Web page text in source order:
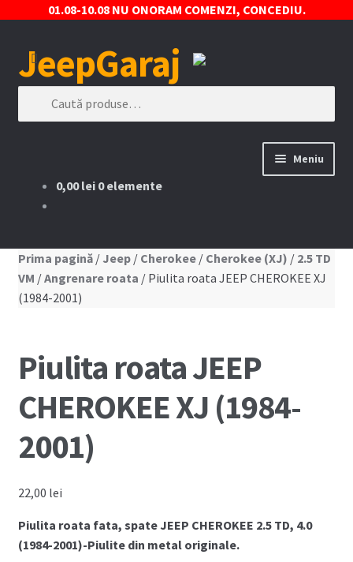
01.08-10.08 NU ONORAM COMENZI, CONCEDIU.
Sari
la
navigare
Sari
la
conținut
JeepGaraj
Meniu
Prima pagină
Contul Meu
Cum comand ?
Despre Noi
Marci Comercializate
Plată
Politica COOKIE
0,00 lei 0 elemente
Prima pagină/ Jeep/ Cherokee/ Cherokee (XJ) / 2.5 TD
VM /Angrenare roata / Piulita roata JEEP CHEROKEE XJ
(1984-2001)
Piulita roata JEEP
CHEROKEE XJ (1984-
2001)
22,00 lei
Piulita roata fata, spate JEEP CHEROKEE 2.5 TD, 4.0
(1984-2001)-Piulite din metal originale.